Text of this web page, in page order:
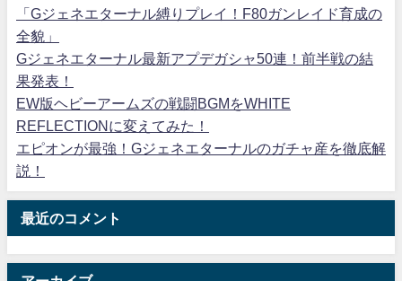
「Gジェネエターナル縛りプレイ！F80ガンレイド育成の
全貌」
Gジェネエターナル最新アプデガシャ50連！前半戦の結
果発表！
EW版ヘビーアームズの戦闘BGMをWHITE
REFLECTIONに変えてみた！
エピオンが最強！Gジェネエターナルのガチャ産を徹底解
説！
最近のコメント